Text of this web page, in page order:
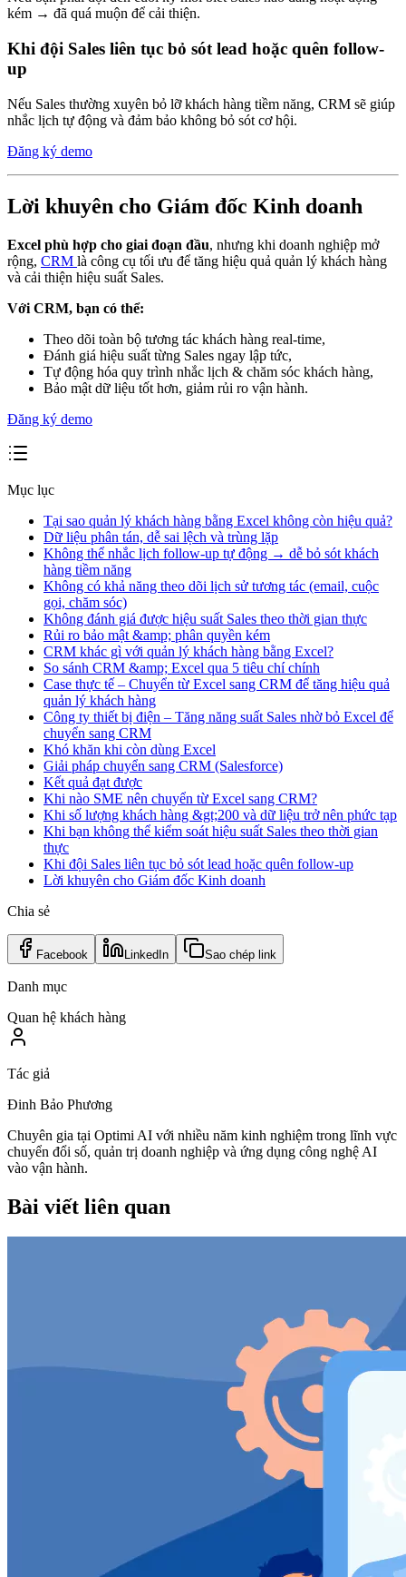
kém → đã quá muộn để cải thiện.
Khi đội Sales liên tục bỏ sót lead hoặc quên follow-
up
Nếu Sales thường xuyên bỏ lỡ khách hàng tiềm năng, CRM sẽ giúp
nhắc lịch tự động và đảm bảo không bỏ sót cơ hội.
Đăng ký demo
Lời khuyên cho Giám đốc Kinh doanh
Excel phù hợp cho giai đoạn đầu, nhưng khi doanh nghiệp mở
rộng, CRM là công cụ tối ưu để tăng hiệu quả quản lý khách hàng
và cải thiện hiệu suất Sales.
Với CRM, bạn có thể:
Theo dõi toàn bộ tương tác khách hàng real-time,
Đánh giá hiệu suất từng Sales ngay lập tức,
Tự động hóa quy trình nhắc lịch & chăm sóc khách hàng,
Bảo mật dữ liệu tốt hơn, giảm rủi ro vận hành.
Đăng ký demo
Mục lục
Tại sao quản lý khách hàng bằng Excel không còn hiệu quả?
Dữ liệu phân tán, dễ sai lệch và trùng lặp
Không thể nhắc lịch follow-up tự động → dễ bỏ sót khách
hàng tiềm năng
Không có khả năng theo dõi lịch sử tương tác (email, cuộc
gọi, chăm sóc)
Không đánh giá được hiệu suất Sales theo thời gian thực
Rủi ro bảo mật &amp; phân quyền kém
CRM khác gì với quản lý khách hàng bằng Excel?
So sánh CRM &amp; Excel qua 5 tiêu chí chính
Case thực tế – Chuyển từ Excel sang CRM để tăng hiệu quả
quản lý khách hàng
Công ty thiết bị điện – Tăng năng suất Sales nhờ bỏ Excel để
chuyển sang CRM
Khó khăn khi còn dùng Excel
Giải pháp chuyển sang CRM (Salesforce)
Kết quả đạt được
Khi nào SME nên chuyển từ Excel sang CRM?
Khi số lượng khách hàng &gt;200 và dữ liệu trở nên phức tạp
Khi bạn không thể kiểm soát hiệu suất Sales theo thời gian
thực
Khi đội Sales liên tục bỏ sót lead hoặc quên follow-up
Lời khuyên cho Giám đốc Kinh doanh
Chia sẻ
Facebook LinkedIn Sao chép link
Danh mục
Quan hệ khách hàng
Tác giả
Đinh Bảo Phương
Chuyên gia tại Optimi AI với nhiều năm kinh nghiệm trong lĩnh vực
chuyển đổi số, quản trị doanh nghiệp và ứng dụng công nghệ AI
vào vận hành.
Bài viết liên quan